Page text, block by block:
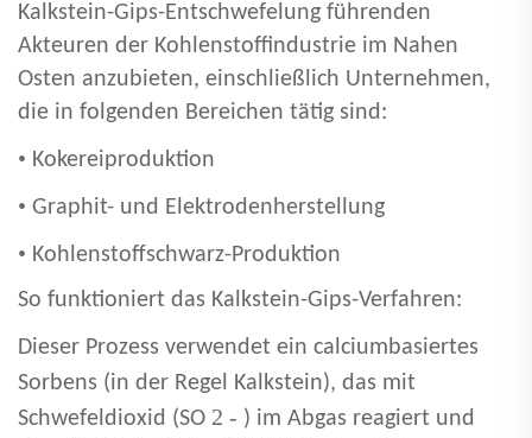
Kalkstein-Gips-Entschwefelung führenden
Akteuren der Kohlenstoffindustrie im Nahen
Osten anzubieten, einschließlich Unternehmen,
die in folgenden Bereichen tätig sind:
• Kokereiproduktion
• Graphit- und Elektrodenherstellung
• Kohlenstoffschwarz-Produktion
So funktioniert das Kalkstein-Gips-Verfahren:
Dieser Prozess verwendet ein calciumbasiertes
Sorbens (in der Regel Kalkstein), das mit
Schwefeldioxid (SO 2 - ) im Abgas reagiert und